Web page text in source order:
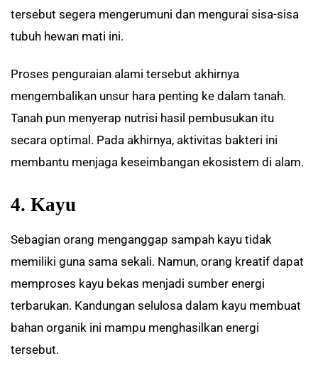
tersebut segera mengerumuni dan mengurai sisa-sisa
tubuh hewan mati ini.
Proses penguraian alami tersebut akhirnya
mengembalikan unsur hara penting ke dalam tanah.
Tanah pun menyerap nutrisi hasil pembusukan itu
secara optimal. Pada akhirnya, aktivitas bakteri ini
membantu menjaga keseimbangan ekosistem di alam.
4. Kayu
Sebagian orang menganggap sampah kayu tidak
memiliki guna sama sekali. Namun, orang kreatif dapat
memproses kayu bekas menjadi sumber energi
terbarukan. Kandungan selulosa dalam kayu membuat
bahan organik ini mampu menghasilkan energi
tersebut.